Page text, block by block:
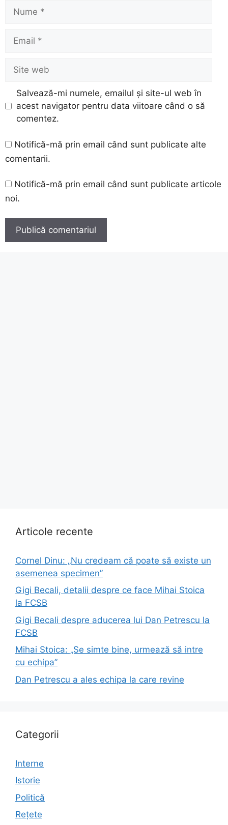
Nume
Email
Site
web
Salvează-mi numele, emailul și site-ul web în
acest navigator pentru data viitoare când o să
comentez.
Notifică-mă prin email când sunt publicate alte
comentarii.
Notifică-mă prin email când sunt publicate articole
noi.
Articole recente
Cornel Dinu: „Nu credeam că poate să existe un
asemenea specimen”
Gigi Becali, detalii despre ce face Mihai Stoica
la FCSB
Gigi Becali despre aducerea lui Dan Petrescu la
FCSB
Mihai Stoica: „Se simte bine, urmează să intre
cu echipa”
Dan Petrescu a ales echipa la care revine
Categorii
Interne
Istorie
Politică
Rețete